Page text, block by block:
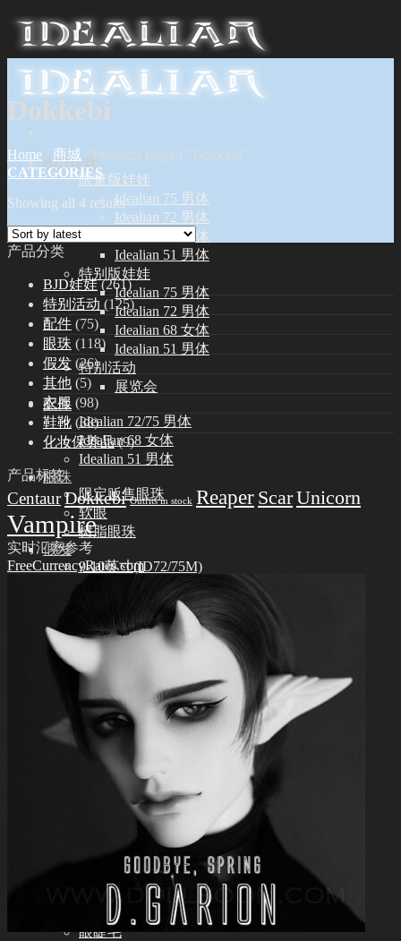
BJD娃娃
限量版娃娃
Idealian 75 男体
Idealian 72 男体
Idealian 68 女体
Idealian 51 男体
特别版娃娃
Idealian 75 男体
Idealian 72 男体
Idealian 68 女体
Idealian 51 男体
特别活动
展览会
配件
Idealian 72/75 男体
Idealian 68 女体
Idealian 51 男体
眼珠
限定贩售眼珠
软眼
树脂眼珠
假发
9-10英寸(ID72/75M)
8-9英寸(ID68F)
6-6.5英寸(ID51M)
Idealian 75 男体
Idealian 68 女体
Idealian 51 男体
Idealian 72/75 男体
Idealian 51 男体
其他配饰品
娃娃支架ㆍ棉包
保养工具
组装工具
化妆工具
修正工具
眼睫毛
Dokkebi
Home / 商城 / Products tagged “Dokkebi”
CATEGORIES
Showing all 4 results
产品分类
BJD娃娃 (261)
特别活动 (125)
配件 (75)
眼珠 (118)
假发 (26)
其他 (5)
衣服 (98)
鞋靴 (38)
化妆保养品 (9)
产品标签
CentaurDokkebi Outfits in stock Reaper ScarUnicorn
Vampire
实时汇率参考
FreeCurrencyRates.com